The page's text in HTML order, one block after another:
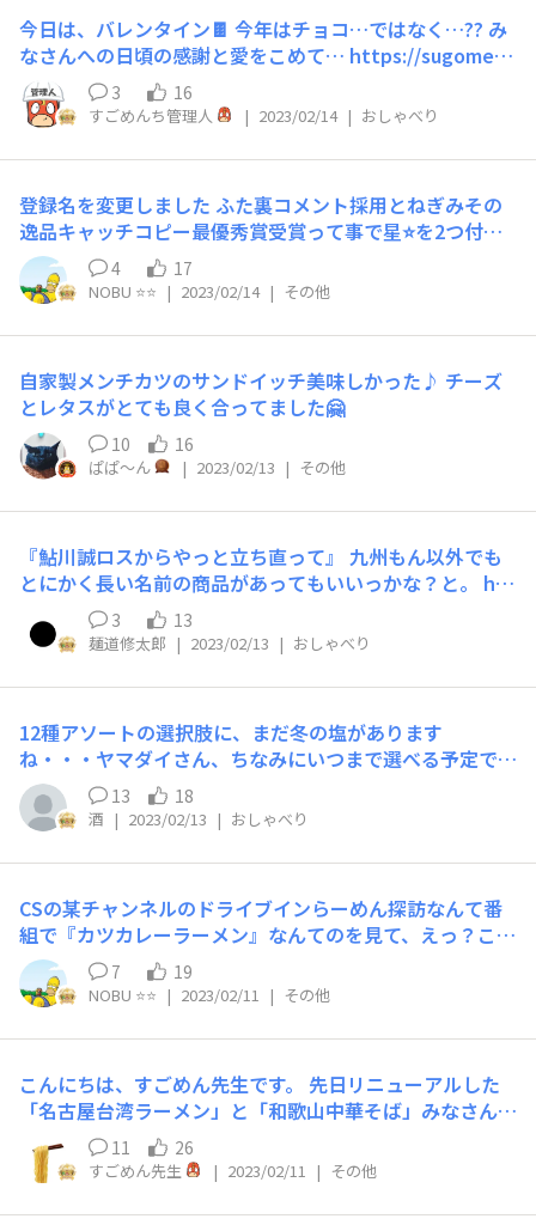
しかなくて…だったらミックスしちゃえばいいじゃん！
と…なんともワンパクな考え方をしてしまいました。
で、作って食べた結果は…いや、全然不味くはないんで
す…が、やっぱり「めっちゃ美味しい」とは思えませんで
違った気がするので、麺もそれぞれのスープに合うものを
使っているんだろうなと感じました。味は、どちらかとい
うと塩ラーメンのスープが味噌スープを上回り、塩味がえ
らく際立つという…。 ということで、やはりサッポロ一
番味噌ラーメンとサッポロ一番塩ラーメンは別々に食べる
方が美味しいということを学びました。 やってみないと
今日は、バレンタイン🍫 今年はチョコ…ではなく…?? み
なさんへの日頃の感謝と愛をこめて… https://sugomen-
chi.com/announcements/o34ayi3v0c7s6vhm
3 16
すごめんち管理人 | 2023/02/14 | おしゃべり
登録名を変更しました ふた裏コメント採用とねぎみその
逸品キャッチコピー最優秀賞受賞って事で星⭐️を2つ付け
ました（笑） ３つめの星は何になるんだろうか…
4 17
NOBU ⭐️⭐️ | 2023/02/14 | その他
自家製メンチカツのサンドイッチ美味しかった♪ チーズ
とレタスがとても良く合ってました🤗
10 16
ぱぱ〜ん | 2023/02/13 | その他
『鮎川誠ロスからやっと立ち直って』 九州もん以外でも
とにかく長い名前の商品があってもいいっかな？と。 htt
ps://www.youtube.com/watch?v=Jl61IyoCeFE
3 13
麺道修太郎 | 2023/02/13 | おしゃべり
12種アソートの選択肢に、まだ冬の塩があります
ね・・・ヤマダイさん、ちなみにいつまで選べる予定でし
ょうか？
13 18
酒 | 2023/02/13 | おしゃべり
CSの某チャンネルのドライブインらーめん探訪なんて番
組で『カツカレーラーメン』なんてのを見て、えっ？これ
って有りなの？って思いました そのドライブインでは、
とんかつラーメン（いわゆる排骨麺）が人気でカレーラー
メンが流行った時期に両方まとめたら…的な理由で作った
らしいです 味噌ベースのラーメンの上にカツとカレーが
た 実際人気が有るらしいですし… う〜ん、こう言うジャ
ンク系なラーメンも有りなのかな？とか思ってしまいまし
た
7 19
NOBU ⭐️⭐️ | 2023/02/11 | その他
こんにちは、すごめん先生です。 先日リニューアルした
「名古屋台湾ラーメン」と「和歌山中華そば」みなさん食
べていただけましたか？ この 2 品、どちらも「中細麺」
なのですが、少し違いがあるんです！ さて、今日はいつ
もの授業と少し趣向を変えて「中細麺」の復習をしつつ
、2 品の麺を食べ比べてみましょう！ まずは復習です。
11 26
すごめん先生 | 2023/02/11 | その他